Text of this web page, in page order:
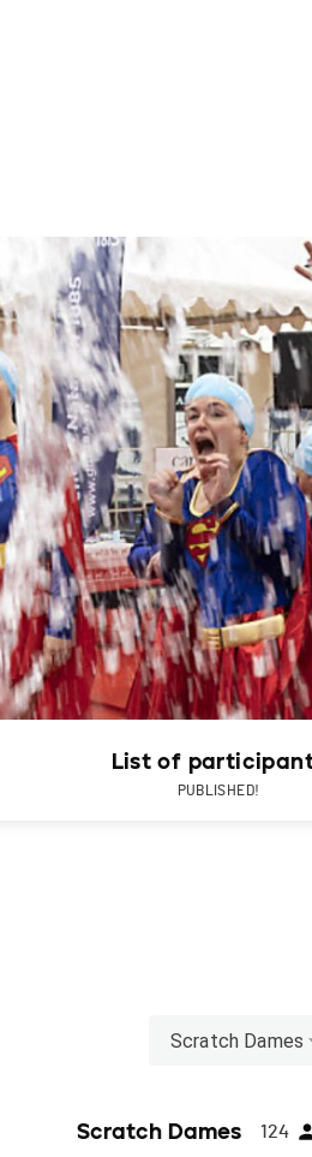
List of
PUBLISHED!
Scratch Dames
Scratch Dames 124